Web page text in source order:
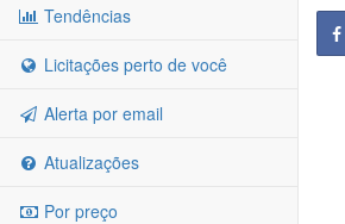
Tendências
Licitações perto de você
Alerta por email
Atualizações
Por preço